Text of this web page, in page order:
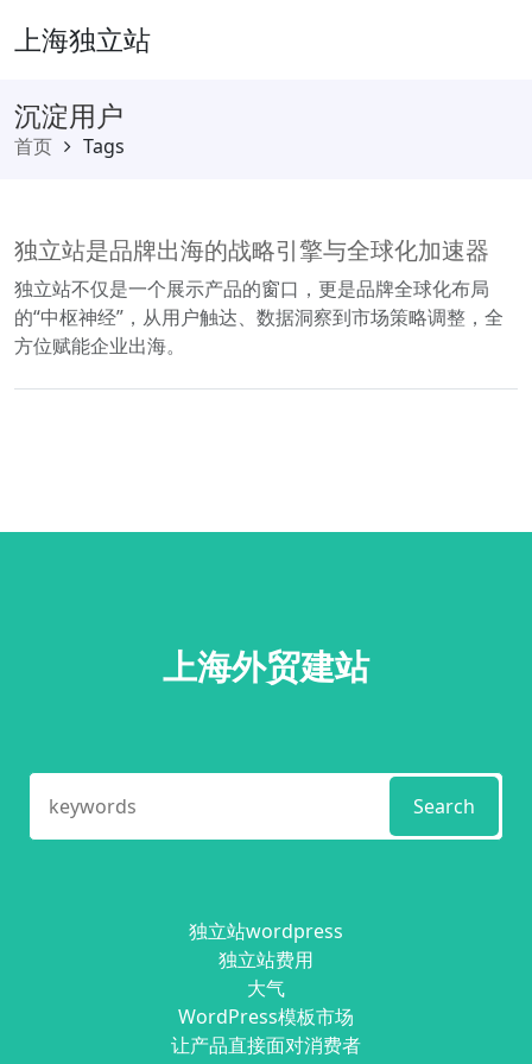
上海独立站
沉淀用户
首页 Tags
独立站是品牌出海的战略引擎与全球化加速器
独立站不仅是一个展示产品的窗口，更是品牌全球化布局
的“中枢神经”，从用户触达、数据洞察到市场策略调整，全
方位赋能企业出海。
上海外贸建站
Search
独立站wordpress
独立站费用
大气
WordPress模板市场
让产品直接面对消费者